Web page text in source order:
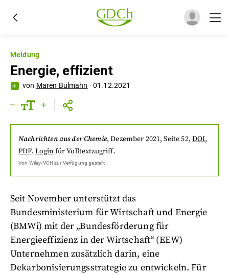
Meldung
Energie, effizient
von Maren Bulmahn ·01.12.2021
Nachrichten aus der Chemie,Dezember 2021, Seite 52, DOI,
PDF. Login für Volltextzugriff.
Von Wiley-VCHzur Verfügung gestellt
Seit November unterstützt das
Bundesministerium für Wirtschaft und Energie
(BMWi) mit der „Bundesförderung für
Energieeffizienz in der Wirtschaft“ (EEW)
Unternehmen zusätzlich darin, eine
Dekarbonisierungsstrategie zu entwickeln. Für